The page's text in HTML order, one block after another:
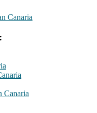
Canaria
Canaria